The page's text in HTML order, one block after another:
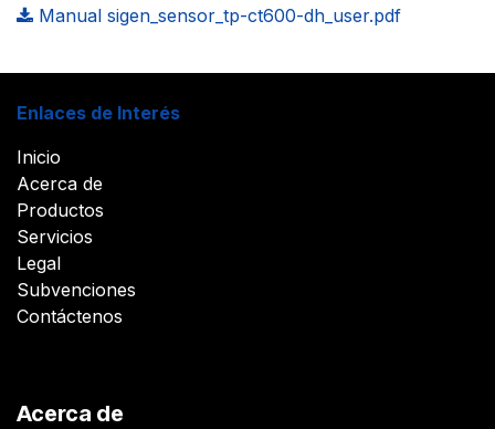
Manual sigen_sensor_tp-ct600-dh_user.pdf
Enlaces de Interés
Inicio
Acerca de
Productos
Servicios
Legal
Subvenciones
Contáctenos
Acerca de